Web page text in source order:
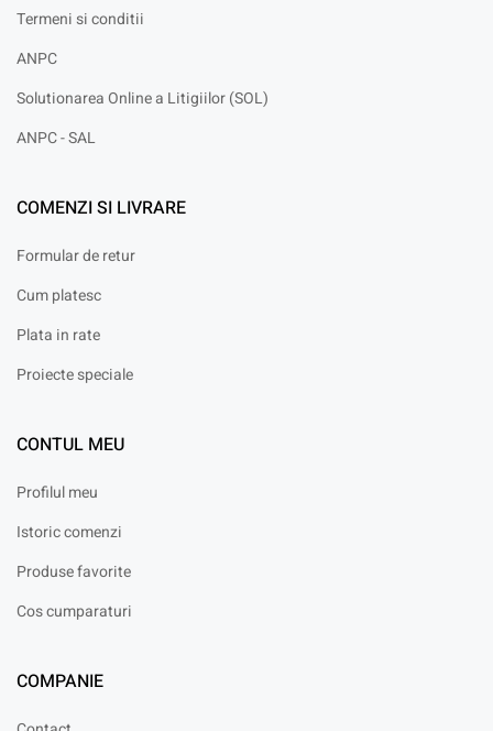
Termeni si conditii
ANPC
Solutionarea Online a Litigiilor (SOL)
ANPC - SAL
COMENZI SI LIVRARE
Formular de retur
Cum platesc
Plata in rate
Proiecte speciale
CONTUL MEU
Profilul meu
Istoric comenzi
Produse favorite
Cos cumparaturi
COMPANIE